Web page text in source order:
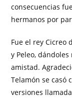
consecuencias
hermanos por
Fue el rey Cicreo
y Peleo,
amistad.
Telamón se casó
versiones